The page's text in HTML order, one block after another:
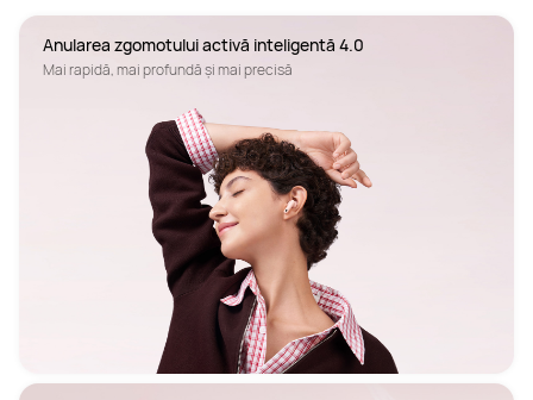
Anularea zgomotului activă inteligentă 4.0
Mai rapidă, mai profundă și mai precisă